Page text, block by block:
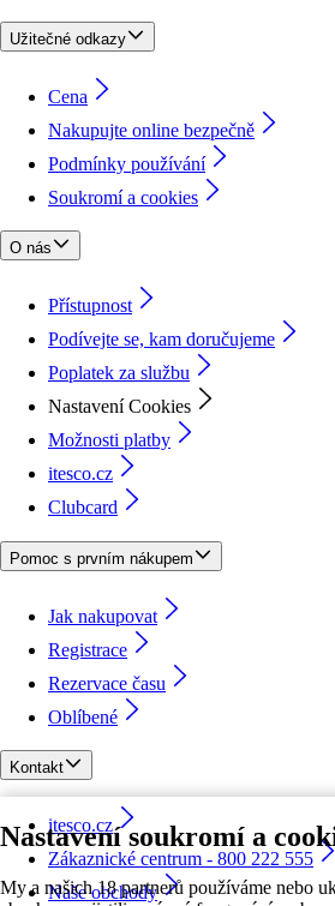
Nastavení soukromí a
My a našich 18 partnerů používáme nebo
Užitečné odkazy
Cena
Nakupujte online bezpečně
Podmínky používání
Soukromí a cookies
O nás
Přístupnost
Podívejte se, kam doručujeme
Poplatek za službu
Nastavení Cookies
Možnosti platby
itesco.cz
Clubcard
Pomoc s prvním nákupem
Jak nakupovat
Registrace
Rezervace času
Oblíbené
Kontakt
itesco.cz
Zákaznické centrum - 800 222 555
Naše obchody